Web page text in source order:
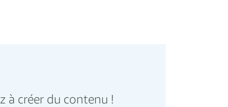
à créer du contenu !